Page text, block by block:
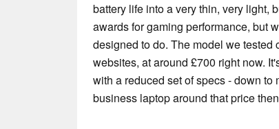
battery life into a very thin, very light,
awards for gaming performance, but
designed to do. The model we tested
websites, at around £700 right now.
with a reduced set of specs - down
business laptop around that price